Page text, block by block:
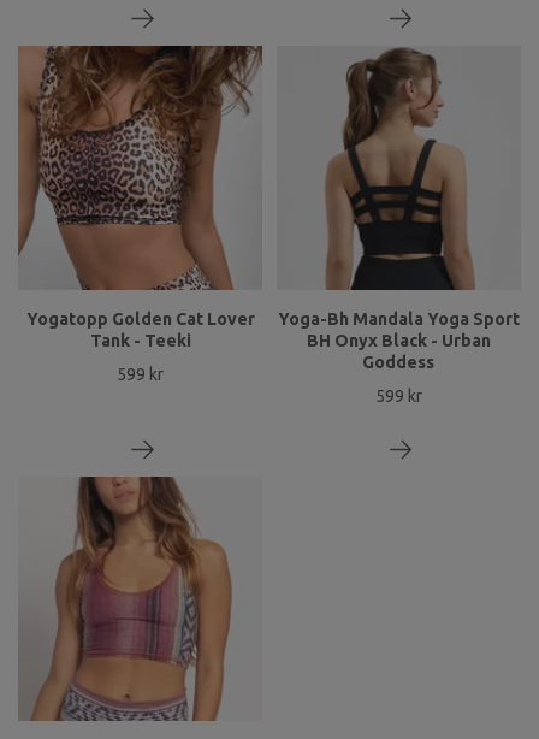
Yogatopp Golden Cat Lover
Tank - Teeki
599 kr
Yoga-Bh Mandala Yoga Sport
BH Onyx Black - Urban
Goddess
599 kr